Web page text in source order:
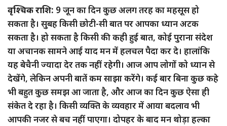
वृश्चिक राशि: 9 जून का दिन कुछ अलग तरह का महसूस हो
सकता है। सुबह किसी छोटी-सी बात पर आपका ध्यान अटक
सकता है। हो सकता है किसी की कही हुई बात, कोई पुराना संदेश
या अचानक सामने आई याद मन में हलचल पैदा कर दे। हालांकि
यह बेचैनी ज्यादा देर तक नहीं रहेगी। आज आप लोगों को ध्यान से
देखेंगे, लेकिन अपनी बातें कम साझा करेंगे। कई बार बिना कुछ कहे
भी बहुत कुछ समझ आ जाता है, और आज का दिन कुछ ऐसा ही
संकेत दे रहा है। किसी व्यक्ति के व्यवहार में आया बदलाव भी
आपकी नजर से बच नहीं पाएगा। दोपहर के बाद मन थोड़ा हल्का